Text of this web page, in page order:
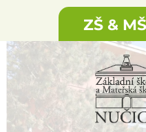
ZŠ & MŠ